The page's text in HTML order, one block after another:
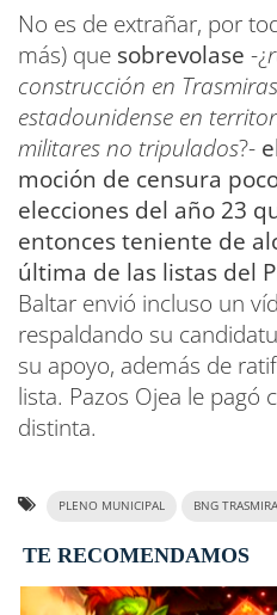
No es de extrañar, por
más) que sobrevolase -¿
construcción en
estadounidense en
militares no tripulados?-
moción de censura
elecciones del año 23
entonces teniente de
última de las listas del
Baltar envió incluso un
respaldando su
su apoyo, además de
lista. Pazos Ojea le pagó
distinta.
PLENO MUNICIPAL BNG
TE RECOMENDAMOS